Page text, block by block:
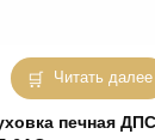
Читать далее
печная